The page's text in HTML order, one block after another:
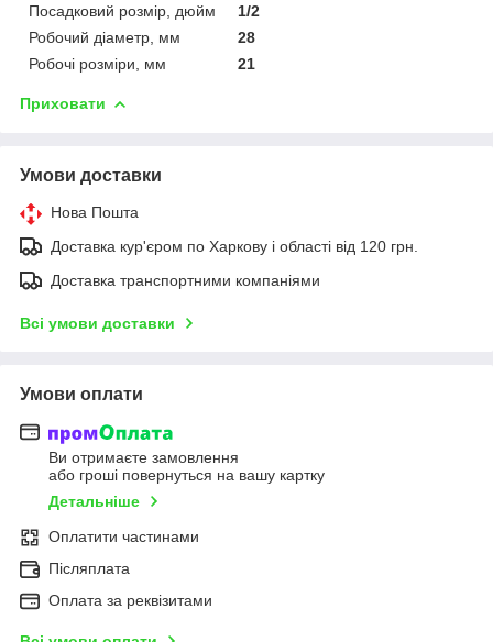
Посадковий розмір, дюйм
1/2
Робочий діаметр, мм
28
Робочі розміри, мм
21
Приховати
Умови доставки
Нова Пошта
Доставка кур'єром по Харкову і області від 120 грн.
Доставка транспортними компаніями
Всі умови доставки
Умови оплати
Ви отримаєте замовлення
або гроші повернуться на вашу картку
Детальніше
Оплатити частинами
Післяплата
Оплата за реквізитами